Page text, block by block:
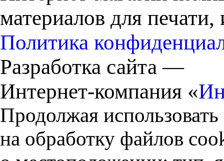
материалов для
Политика
Разработка сайта —
Интернет-компания «
Продолжая
на обработку файлов